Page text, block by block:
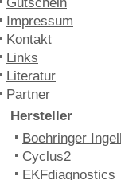
Impressum
Kontakt
Links
Literatur
Partner
Hersteller
Boehringer
Cyclus2
EKFdiagnostics